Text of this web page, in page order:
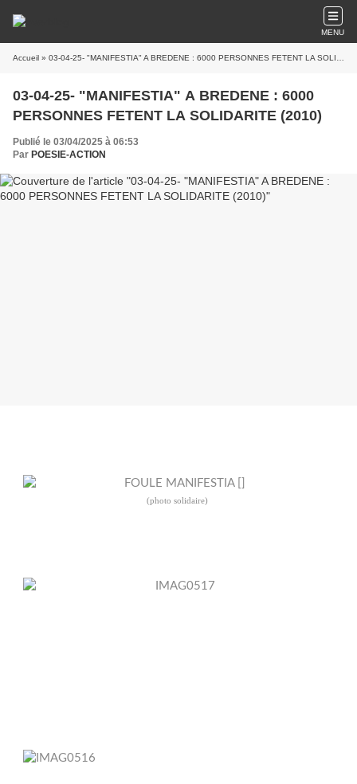
MENU
Accueil » 03-04-25- "MANIFESTIA" A BREDENE : 6000 PERSONNES FETENT LA SOLIDARITE (2010)
03-04-25- "MANIFESTIA" A BREDENE : 6000
PERSONNES FETENT LA SOLIDARITE (2010)
Publié le 03/04/2025 à 06:53
Par POESIE-ACTION
(photo solidaire)